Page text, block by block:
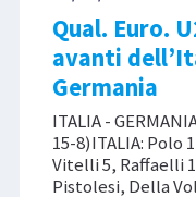
Qual. Euro.
avanti
Germania
ITALIA -
15-8)ITALIA: Polo
Vitelli 5, Raffaelli
Pistolesi, Della